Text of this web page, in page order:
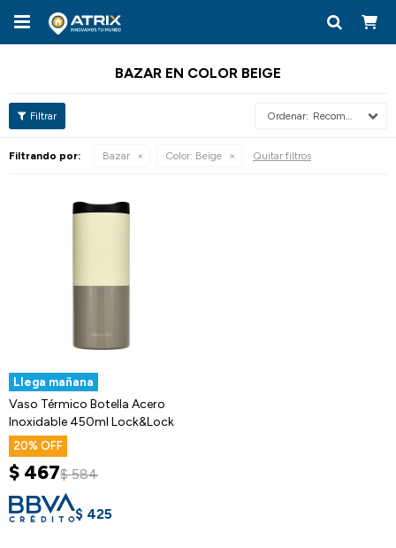

BAZAR EN COLOR BEIGE
Recomendados
Filtrando por: Bazar Color: Beige Quitar filtros
Llega mañana
Vaso Térmico Botella Acero
Inoxidable 450ml Lock&Lock
20
$ 467$ 584
$ 425